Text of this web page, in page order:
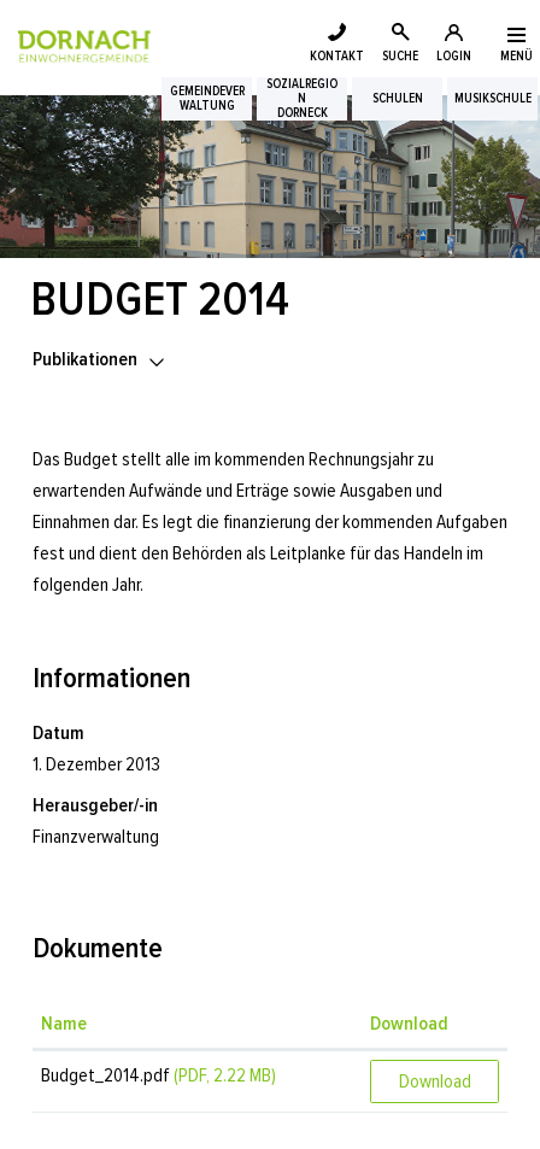
Kopfzeile
zur Startseite
Direkt zur Hauptnavigation
Direkt zum Inhalt
Direkt zur Suche
Direkt zum Stichwortverzeichnis
MENÜ
KONTAKT SUCHE LOGIN
GEMEINDEVER
WALTUNG
SOZIALREGIO
N
DORNECK
SCHULEN MUSIKSCHULE
Login
Suche
Inhalt
BUDGET 2014
Publikationen
Das Budget stellt alle im kommenden Rechnungsjahr zu
erwartenden Aufwände und Erträge sowie Ausgaben und
Einnahmen dar. Es legt die finanzierung der kommenden Aufgaben
fest und dient den Behörden als Leitplanke für das Handeln im
folgenden Jahr.
Informationen
Datum
1. Dezember 2013
Herausgeber/-in
Finanzverwaltung
Dokumente
Name Download
Budget_2014.pdf(PDF, 2.22 MB) Download